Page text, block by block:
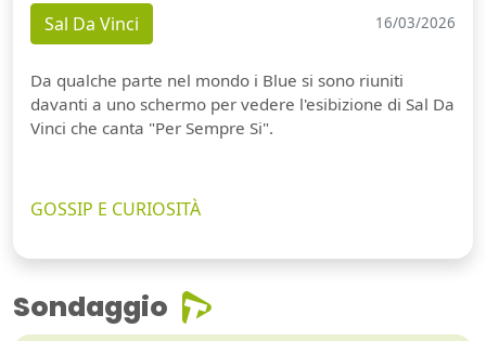
Sal Da Vinci 16/03/2026
Da qualche parte nel mondo i Blue si sono riuniti
davanti a uno schermo per vedere l'esibizione di Sal Da
Vinci che canta "Per Sempre Si".
GOSSIP E CURIOSITÀ
Sondaggio